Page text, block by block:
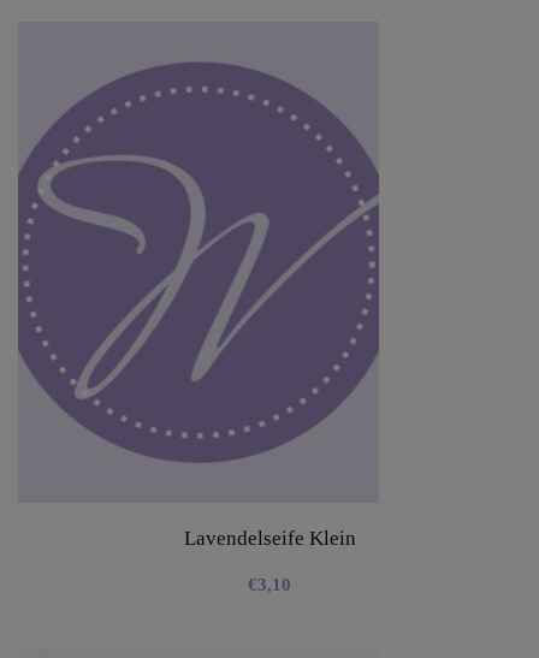
Lavendelseife Klein
€3,10